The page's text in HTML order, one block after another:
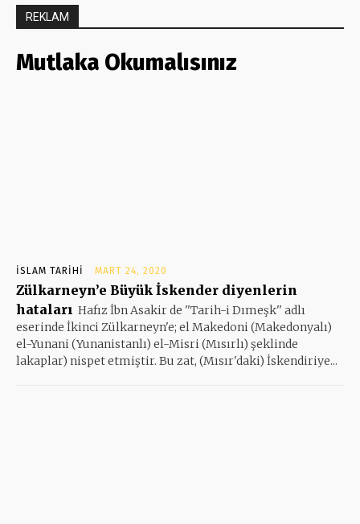
REKLAM
Mutlaka Okumalısınız
İSLAM TARIHI MART 24, 2020
Zülkarneyn’e Büyük İskender diyenlerin
hataları Hafız İbn Asakir de ''Tarih-i Dımeşk'' adlı
eserinde İkinci Zülkarneyn'e; el Makedoni (Makedonyalı)
el-Yunani (Yunanistanlı) el-Misri (Mısırlı) şeklinde
lakaplar) nispet etmiştir. Bu zat, (Mısır'daki) İskendiriye...